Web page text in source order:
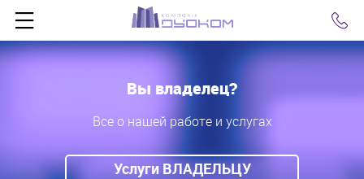
Вы владелец?
Все о нашей работе и услугах
Услуги ВЛАДЕЛЬЦУ